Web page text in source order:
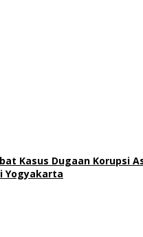
Kasus Dugaan Korupsi
Yogyakarta